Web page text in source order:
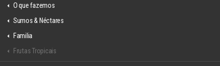
O que fazemos
Sumos & Néctares
Familia
Frutas Tropicais